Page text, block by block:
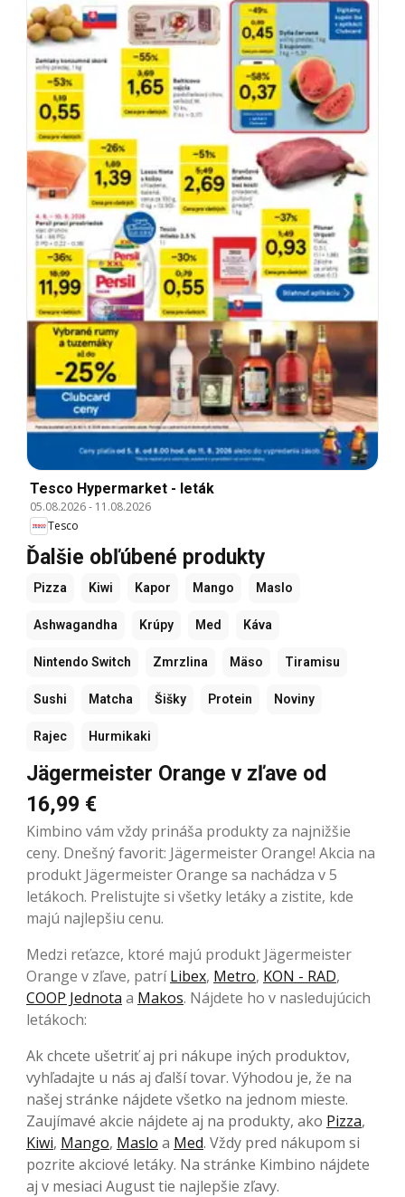
Tesco Hypermarket - leták
05.08.2026- 11.08.2026
Tesco
Ďalšie obľúbené produkty
Pizza Kiwi Kapor Mango Maslo
Ashwagandha Krúpy Med Káva
Nintendo Switch Zmrzlina Mäso Tiramisu
Sushi Matcha Šišky Protein Noviny
Rajec Hurmikaki
Jägermeister Orange v zľave od
16,99 €
Kimbino vám vždy prináša produkty za najnižšie
ceny. Dnešný favorit: Jägermeister Orange! Akcia na
produkt Jägermeister Orange sa nachádza v 5
letákoch. Prelistujte si všetky letáky a zistite, kde
majú najlepšiu cenu.
Medzi reťazce, ktoré majú produkt Jägermeister
Orange v zľave, patríLibex, Metro, KON - RAD,
COOP Jednota a Makos. Nájdete ho v nasledujúcich
letákoch:
Ak chcete ušetriť aj pri nákupe iných produktov,
vyhľadajte u nás aj ďalší tovar. Výhodou je, že na
našej stránke nájdete všetko na jednom mieste.
Zaujímavé akcie nájdete aj na produkty, ako Pizza,
Kiwi, Mango, Maslo a Med. Vždy pred nákupom si
pozrite akciové letáky. Na stránke Kimbino nájdete
aj v mesiaci August tie najlepšie zľavy.